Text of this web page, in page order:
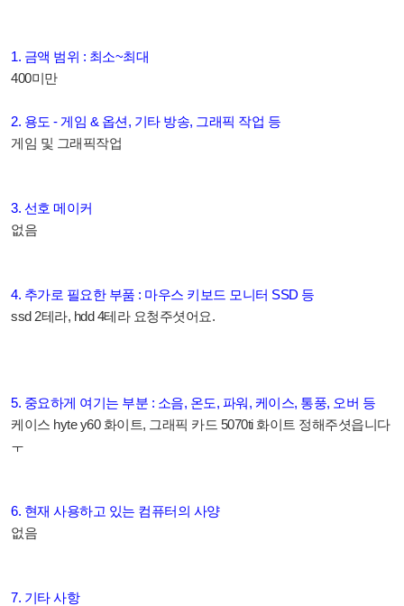
1. 금액 범위 : 최소~최대
400미만
2. 용도 - 게임 & 옵션, 기타 방송, 그래픽 작업 등
게임 및 그래픽작업
3. 선호 메이커
없음
4. 추가로 필요한 부품 : 마우스 키보드 모니터 SSD 등
ssd 2테라, hdd 4테라 요청주셧어요.
5. 중요하게 여기는 부분 : 소음, 온도, 파워, 케이스, 통풍, 오버 등
케이스 hyte y60 화이트, 그래픽 카드 5070ti 화이트 정해주셧읍니다
ㅜ
6. 현재 사용하고 있는 컴퓨터의 사양
없음
7. 기타 사항